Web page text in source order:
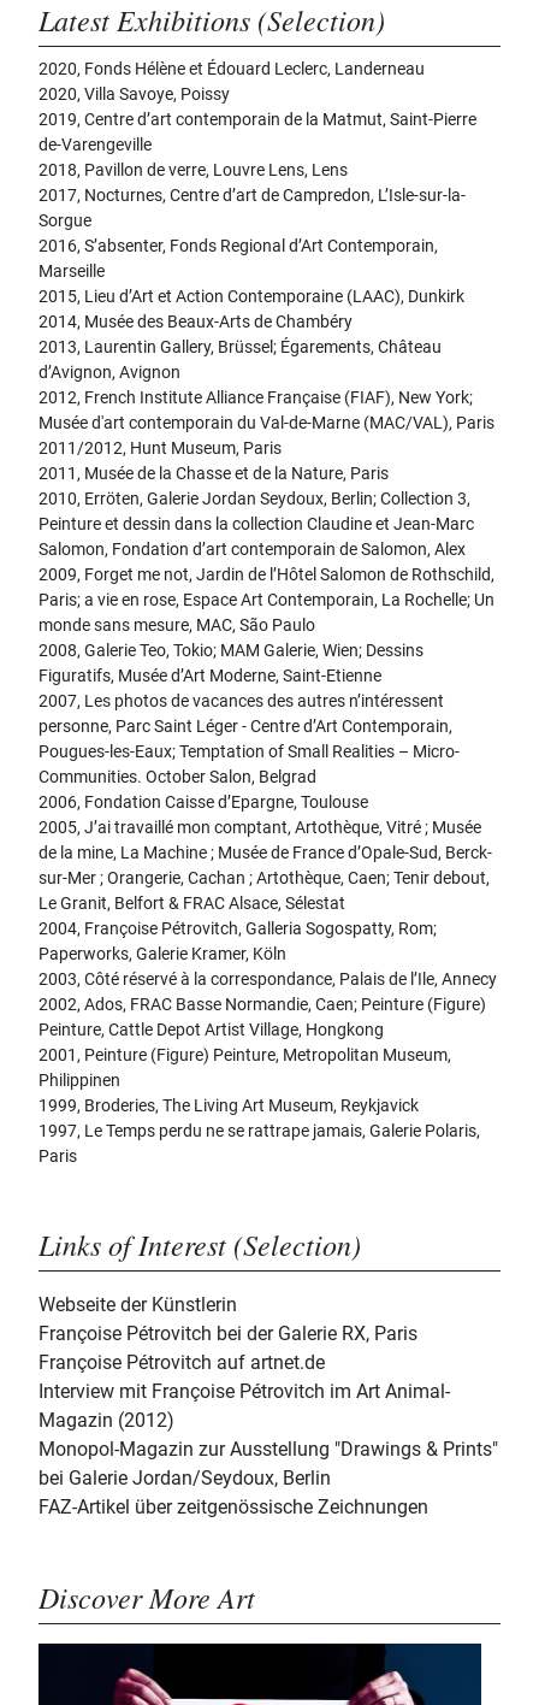
Latest Exhibitions (Selection)
2020, Fonds Hélène et Édouard Leclerc, Landerneau
2020, Villa Savoye, Poissy
2019, Centre d’art contemporain de la Matmut, Saint-Pierre
de-Varengeville
2018, Pavillon de verre, Louvre Lens, Lens
2017, Nocturnes, Centre d’art de Campredon, L’Isle-sur-la-
Sorgue
2016, S’absenter, Fonds Regional d’Art Contemporain,
Marseille
2015, Lieu d’Art et Action Contemporaine (LAAC), Dunkirk
2014, Musée des Beaux-Arts de Chambéry
2013, Laurentin Gallery, Brüssel; Égarements, Château
d’Avignon, Avignon
2012, French Institute Alliance Française (FIAF), New York;
Musée d'art contemporain du Val-de-Marne (MAC/VAL), Paris
2011/2012, Hunt Museum, Paris
2011, Musée de la Chasse et de la Nature, Paris
2010, Erröten, Galerie Jordan Seydoux, Berlin; Collection 3,
Peinture et dessin dans la collection Claudine et Jean-Marc
Salomon, Fondation d’art contemporain de Salomon, Alex
2009, Forget me not, Jardin de l’Hôtel Salomon de Rothschild,
Paris; a vie en rose, Espace Art Contemporain, La Rochelle; Un
monde sans mesure, MAC, São Paulo
2008, Galerie Teo, Tokio; MAM Galerie, Wien; Dessins
Figuratifs, Musée d’Art Moderne, Saint-Etienne
2007, Les photos de vacances des autres n’intéressent
personne, Parc Saint Léger - Centre d’Art Contemporain,
Pougues-les-Eaux; Temptation of Small Realities – Micro-
Communities. October Salon, Belgrad
2006, Fondation Caisse d’Epargne, Toulouse
2005, J’ai travaillé mon comptant, Artothèque, Vitré ; Musée
de la mine, La Machine ; Musée de France d’Opale-Sud, Berck-
sur-Mer ; Orangerie, Cachan ; Artothèque, Caen; Tenir debout,
Le Granit, Belfort & FRAC Alsace, Sélestat
2004, Françoise Pétrovitch, Galleria Sogospatty, Rom;
Paperworks, Galerie Kramer, Köln
2003, Côté réservé à la correspondance, Palais de l’Ile, Annecy
2002, Ados, FRAC Basse Normandie, Caen; Peinture (Figure)
Peinture, Cattle Depot Artist Village, Hongkong
2001, Peinture (Figure) Peinture, Metropolitan Museum,
Philippinen
1999, Broderies, The Living Art Museum, Reykjavick
1997, Le Temps perdu ne se rattrape jamais, Galerie Polaris,
Paris
Links of Interest (Selection)
Webseite der Künstlerin
Françoise Pétrovitch bei der Galerie RX, Paris
Françoise Pétrovitch auf artnet.de
Interview mit Françoise Pétrovitch im Art Animal-
Magazin (2012)
Monopol-Magazin zur Ausstellung "Drawings & Prints"
bei Galerie Jordan/Seydoux, Berlin
FAZ-Artikel über zeitgenössische Zeichnungen
Discover More Art